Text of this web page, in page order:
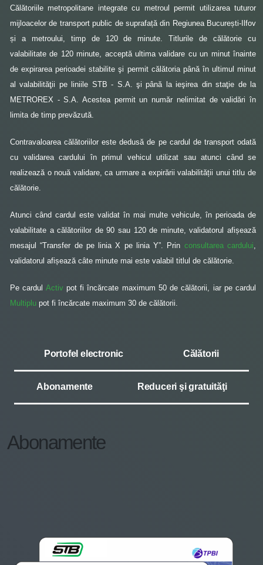
Călătoriile metropolitane integrate cu metroul permit utilizarea tuturor
mijloacelor de transport public de suprafață din Regiunea București-Ilfov
și a metroului, timp de 120 de minute. Titlurile de călătorie cu
valabilitate de 120 minute, acceptă ultima validare cu un minut înainte
de expirarea perioadei stabilite şi permit călătoria până în ultimul minut
al valabilităţii pe liniile STB - S.A. şi până la ieşirea din staţie de la
METROREX - S.A. Acestea permit un număr nelimitat de validări în
limita de timp prevăzută.
Contravaloarea călătoriilor este dedusă de pe cardul de transport odată
cu validarea cardului în primul vehicul utilizat sau atunci când se
realizează o nouă validare, ca urmare a expirării valabilității unui titlu de
călătorie.
Atunci când cardul este validat în mai multe vehicule, în perioada de
valabilitate a călătoriilor de 90 sau 120 de minute, validatorul afișează
mesajul “Transfer de pe linia X pe linia Y”. Prin consultarea cardului,
validatorul afișează câte minute mai este valabil titlul de călătorie.
Pe cardul Activpot fi încărcate maximum 50 de călătorii, iar pe cardul
Multiplu pot fi încărcate maximum 30 de călătorii.
Portofel electronic Călătorii
Abonamente Reduceri şi gratuităţi
Abonamente